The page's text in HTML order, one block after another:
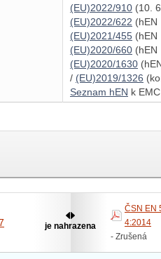
(EU)2022/910 (10.
(EU)2022/622 (hEN
(EU)2021/455 (hEN
(EU)2020/660 (hEN
(EU)2020/1630
/ (EU)2019/1326
Seznam hEN k
je nahrazena
ČSN EN
4:2014
- Zrušená